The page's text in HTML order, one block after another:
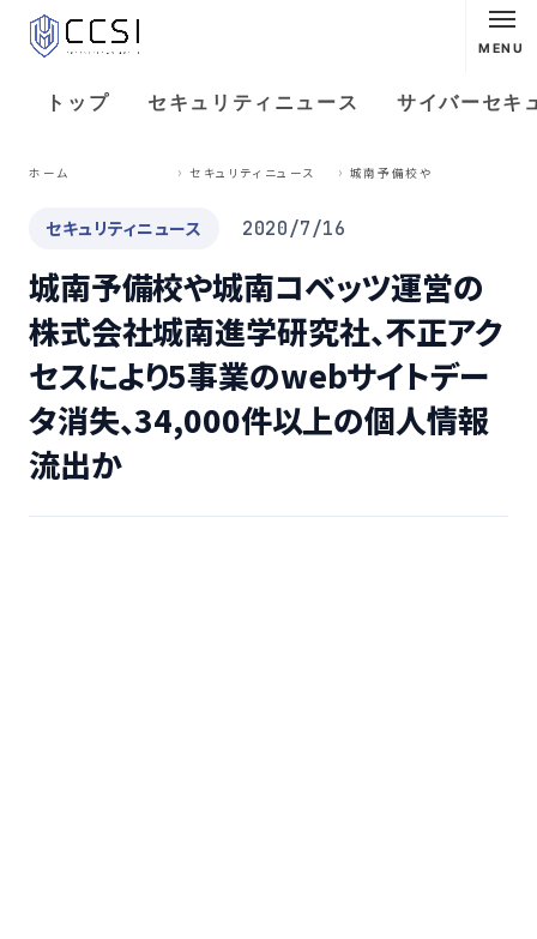
MENU
トップ セキュリティニュース サイバーセキ
ホーム セキュリティニュース
セキュリティニュース 2020/7/16
城南予備校や城南コベッツ運営の
株式会社城南進学研究社、不正アク
セスにより5事業のwebサイトデー
タ消失、34,000件以上の個人情報
流出か